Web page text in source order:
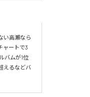
い高瀬なら
ャートで3
バムが1位
えるなどバ